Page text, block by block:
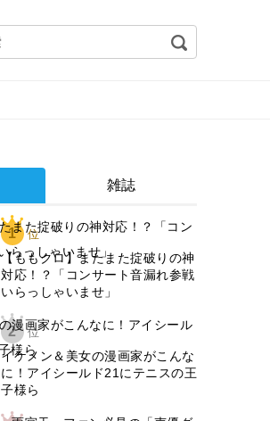
雑誌
1 位
【ももクロ】またまた掟破りの神
対応！？「コンサート音漏れ参戦
いらっしゃいませ」
2 位
イケメン＆美女の漫画家がこんな
に！アイシールド21にテニスの王
子様ら